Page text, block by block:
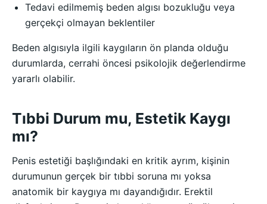
Tedavi edilmemiş beden algısı bozukluğu veya
gerçekçi olmayan beklentiler
Beden algısıyla ilgili kaygıların ön planda olduğu
durumlarda, cerrahi öncesi psikolojik değerlendirme
yararlı olabilir.
Tıbbi Durum mu, Estetik Kaygı
mı?
Penis estetiği başlığındaki en kritik ayrım, kişinin
durumunun gerçek bir tıbbi soruna mı yoksa
anatomik bir kaygıya mı dayandığıdır. Erektil